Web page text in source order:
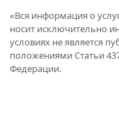
«Вся информация о
носит исключительно
условиях не является
положениямиСтатьи
Федерации.